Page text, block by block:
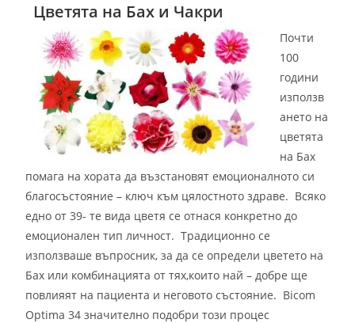
Цветята на Бах и Чакри
Почти
100
години
използв
ането на
цветята
на Бах
помага на хората да възстановят емоционалното си
благосъстояние – ключ към цялостното здраве. Всяко
едно от 39- те вида цветя се отнася конкретно до
емоционален тип личност.Традиционно се
използваше въпросник, за да се определи цветето на
Бах или комбинацията от тях,които най – добре ще
повлияят на пациента и неговото състояние. Bicom
Optima 34 значително подобри този процес